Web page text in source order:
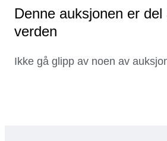
Denne auksjonen er
verden
Ikke gå glipp av noen av